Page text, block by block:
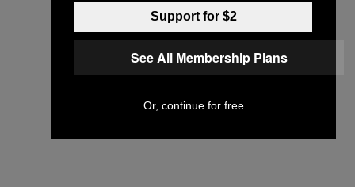
Support for $2
See All Membership Plans
Or, continue for free